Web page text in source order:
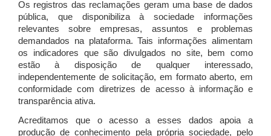
Os registros das reclamações geram uma base de dados
pública, que disponibiliza à sociedade informações
relevantes sobre empresas, assuntos e problemas
demandados na plataforma. Tais informações alimentam
os indicadores que são divulgados no site, bem como
estão à disposição de qualquer interessado,
independentemente de solicitação, em formato aberto, em
conformidade com diretrizes de acesso à informação e
transparência ativa.
Acreditamos que o acesso a esses dados apoia a
produção de conhecimento pela própria sociedade, pelo